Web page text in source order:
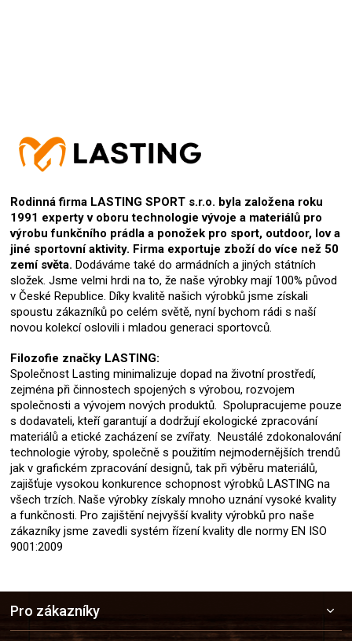
Rodinná firma LASTING SPORT s.r.o. byla založena roku
1991 experty v oboru technologie vývoje a materiálů pro
výrobu funkčního prádla a ponožek pro sport, outdoor, lov a
jiné sportovní aktivity. Firma exportuje zboží do více než 50
zemí světa. Dodáváme také do armádních a jiných státních
složek. Jsme velmi hrdi na to, že naše výrobky mají 100% původ
v České Republice. Díky kvalitě našich výrobků jsme získali
spoustu zákazníků po celém světě, nyní bychom rádi s naší
novou kolekcí oslovili i mladou generaci sportovců.
Filozofie značky LASTING:
Společnost Lasting minimalizuje dopad na životní prostředí,
zejména při činnostech spojených s výrobou, rozvojem
společnosti a vývojem nových produktů. Spolupracujeme pouze
s dodavateli, kteří garantují a dodržují ekologické zpracování
materiálů a etické zacházení se zvířaty. Neustálé zdokonalování
technologie výroby, společně s použitím nejmodernějších trendů
jak v grafickém zpracování designů, tak při výběru materiálů,
zajišťuje vysokou konkurence schopnost výrobků LASTING na
všech trzích. Naše výrobky získaly mnoho uznání vysoké kvality
a funkčnosti. Pro zajištění nejvyšší kvality výrobků pro naše
zákazníky jsme zavedli systém řízení kvality dle normy EN ISO
9001:2009
Pro zákazníky